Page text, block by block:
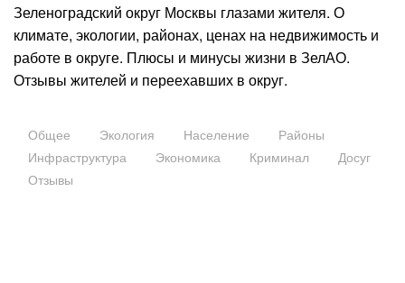
Зеленоградский округ Москвы глазами жителя. О
климате, экологии, районах, ценах на недвижимость и
работе в округе. Плюсы и минусы жизни в ЗелАО.
Отзывы жителей и переехавших в округ.
Общее Экология Население
Районы
Инфраструктура
Экономика Криминал
Досуг
Отзывы